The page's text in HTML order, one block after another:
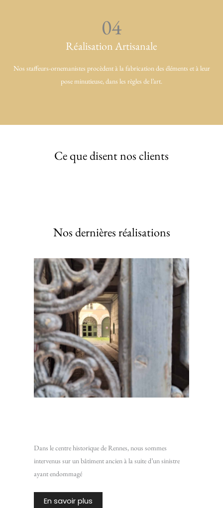
04
Réalisation Artisanale
Nos staffeurs-ornemanistes procèdent à la fabrication des éléments et à leur
pose minutieuse, dans les règles de l’art.
Ce que disent nos clients
Nos dernières réalisations
Dans le centre historique de Rennes, nous sommes
intervenus sur un bâtiment ancien à la suite d’un sinistre
ayant endommagé
En savoir plus